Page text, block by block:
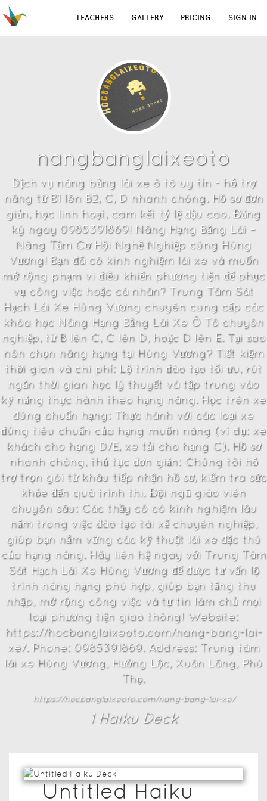
TEACHERS GALLERY PRICING SIGN IN
nangbanglaixeoto
Dịch vụ nâng bằng lái xe ô tô uy tín - hỗ trợ
nâng từ B1 lên B2, C, D nhanh chóng. Hồ sơ đơn
giản, học linh hoạt, cam kết tỷ lệ đậu cao. Đăng
ký ngay 0985391869! Nâng Hạng Bằng Lái –
Nâng Tầm Cơ Hội Nghề Nghiệp cùng Hùng
Vương! Bạn đã có kinh nghiệm lái xe và muốn
mở rộng phạm vi điều khiển phương tiện để phục
vụ công việc hoặc cá nhân? Trung Tâm Sát
Hạch Lái Xe Hùng Vương chuyên cung cấp các
khóa học Nâng Hạng Bằng Lái Xe Ô Tô chuyên
nghiệp, từ B lên C, C lên D, hoặc D lên E. Tại sao
nên chọn nâng hạng tại Hùng Vương? Tiết kiệm
thời gian và chi phí: Lộ trình đào tạo tối ưu, rút
ngắn thời gian học lý thuyết và tập trung vào
kỹ năng thực hành theo hạng nâng. Học trên xe
đúng chuẩn hạng: Thực hành với các loại xe
đúng tiêu chuẩn của hạng muốn nâng (ví dụ: xe
khách cho hạng D/E, xe tải cho hạng C). Hồ sơ
nhanh chóng, thủ tục đơn giản: Chúng tôi hỗ
trợ trọn gói từ khâu tiếp nhận hồ sơ, kiểm tra sức
khỏe đến quá trình thi. Đội ngũ giáo viên
chuyên sâu: Các thầy cô có kinh nghiệm lâu
năm trong việc đào tạo tài xế chuyên nghiệp,
giúp bạn nắm vững các kỹ thuật lái xe đặc thù
của hạng nâng. Hãy liên hệ ngay với Trung Tâm
Sát Hạch Lái Xe Hùng Vương để được tư vấn lộ
trình nâng hạng phù hợp, giúp bạn tăng thu
nhập, mở rộng công việc và tự tin làm chủ mọi
loại phương tiện giao thông! Website:
https://hocbanglaixeoto.com/nang-bang-lai-
xe/. Phone: 0985391869. Address: Trung tâm
lái xe Hùng Vương, Hưởng Lộc, Xuân Lãng, Phú
Thọ.
https://hocbanglaixeoto.com/nang-bang-lai-xe/
1Haiku Deck
Untitled Haiku